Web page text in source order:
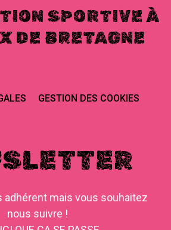
SPORTIVE À
DE BRETAGNE
GESTION DES COOKIES
adhérent mais vous souhaitez
nous suivre !